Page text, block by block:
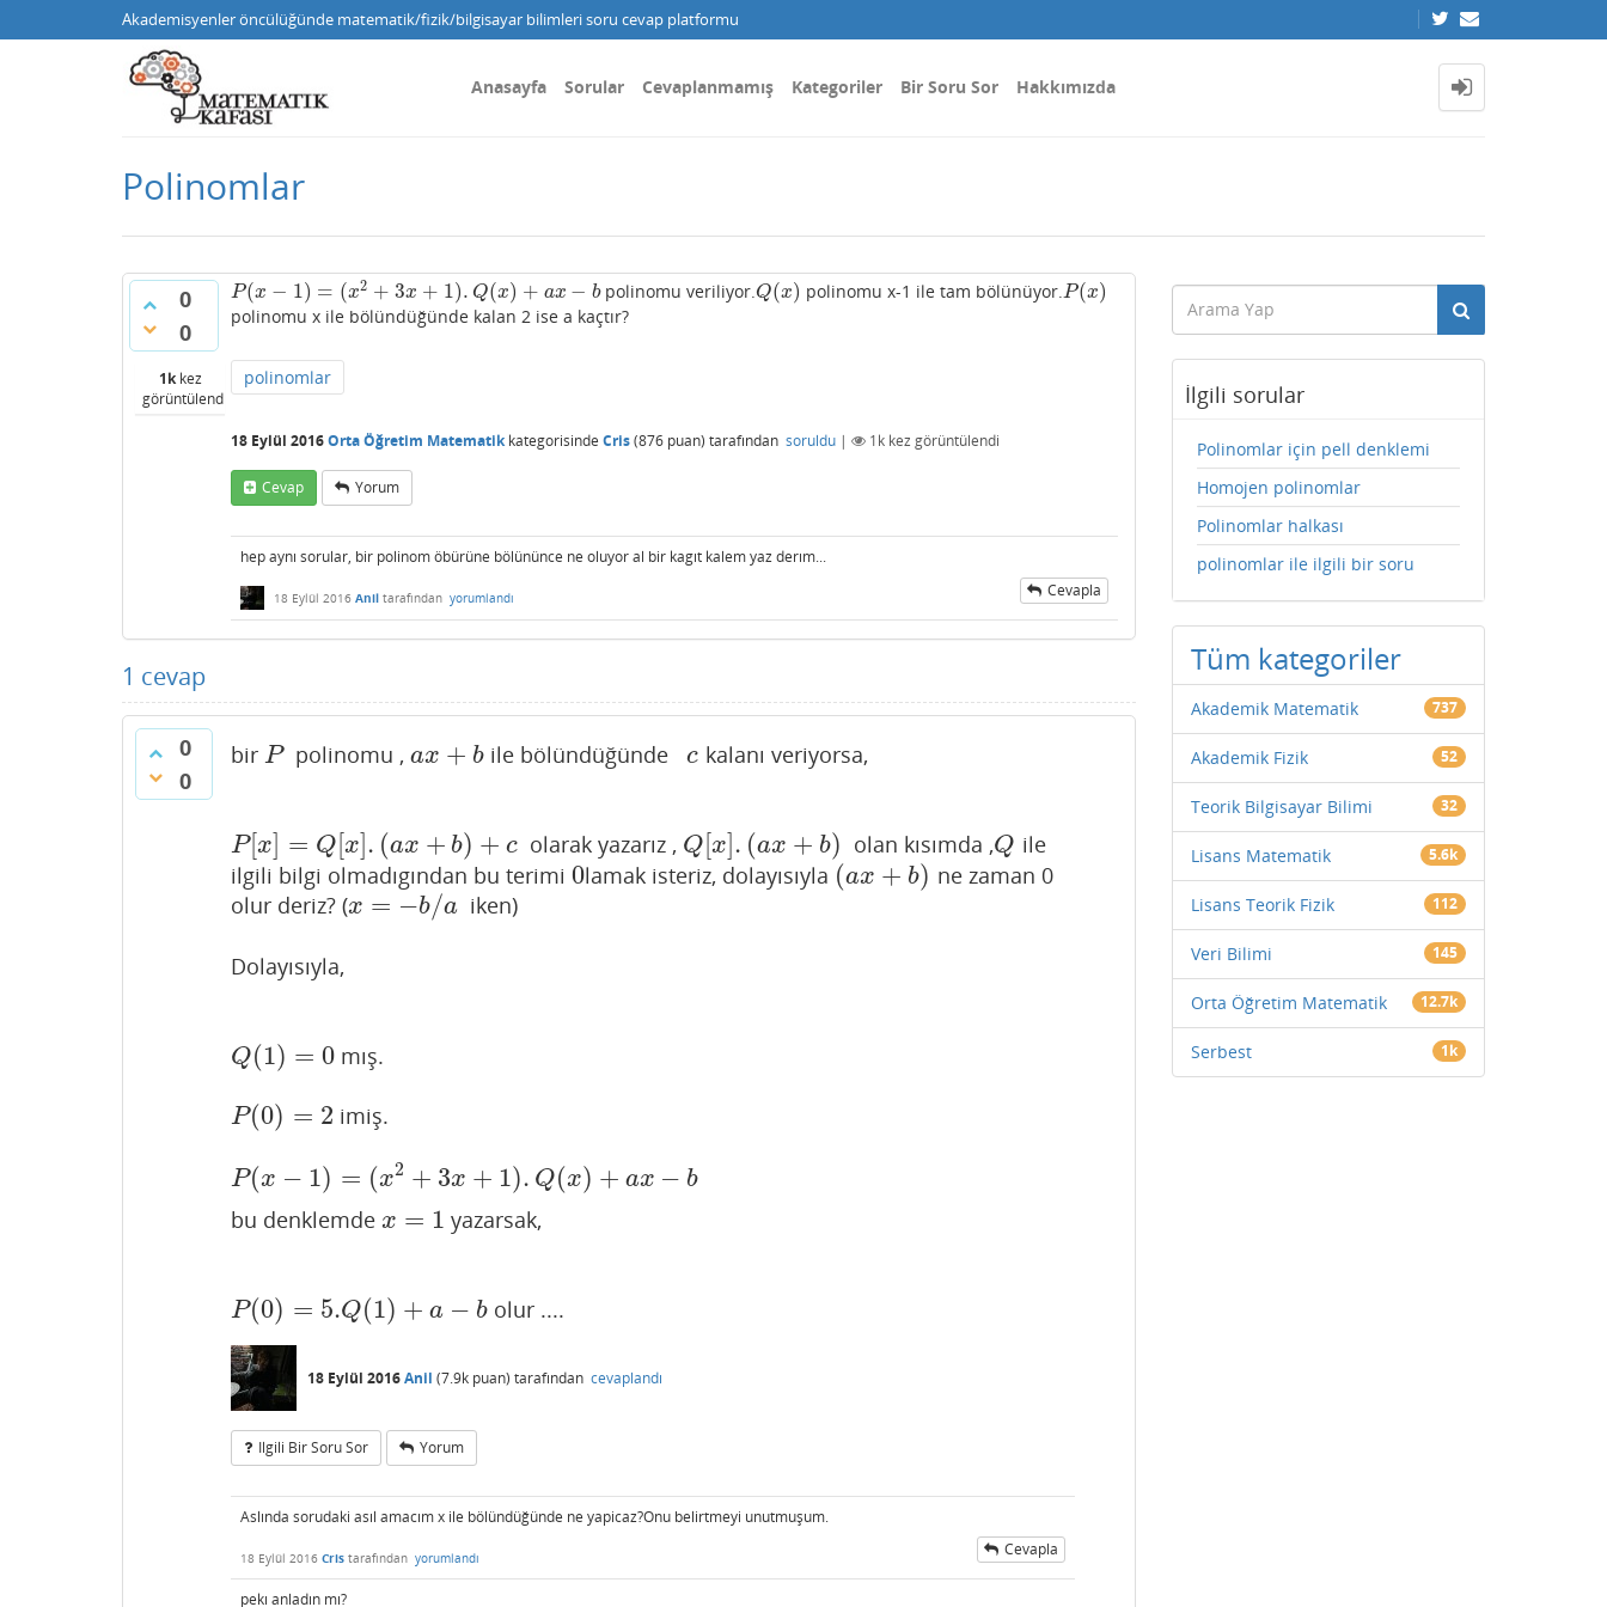
Akademisyenler öncülüğünde matematik/fizik/bilgisayar bilimleri soru cevap platformu
Anasayfa Sorular Cevaplanmamış Kategoriler Bir Soru Sor Hakkımızda
Polinomlar
0
0
1kkez
görüntülendi
P(x − 1) = (x2 + 3x + 1). Q(x) + ax − b
P(x−1 )= x2 +3x +1).Q(x )+a x−b polinomu veriliyor.Q(x)
Q(x) polinomu x-1 ile tam bölünüyor.P(x)
P(x)
polinomu x ile bölündüğünde kalan 2 ise a kaçtır?
polinomlar
18 Eylül 2016Orta Öğretim Matematikkategorisinde Cris(876 puan) tarafından soruldu | 1k kez görüntülendi
Cevap Yorum
hep aynı sorular, bir polinom öbürüne bölününce ne oluyor al bir kagıt kalem yaz derım...
18 Eylül 2016 Anil tarafından yorumlandı Cevapla
1 cevap
0
0
bir P
P polinomu ,ax + b
ax+ b ile bölündüğündec
c kalanı veriyorsa,
P[x] = Q[x]. (ax + b) + c
P[ x]= Q[x ].(ax+b)+c olarak yazarız , Q[x]. (ax + b)
Q[ x]. (ax+b) olan kısımda ,Q
Q ile
ilgili bilgi olmadıgından bu terimi 0
0lamak isteriz, dolayısıyla (ax + b)
(ax+ b)
ne zaman 0
olur deriz? (x = −b/a
x= −b /a iken)
Dolayısıyla,
Q(1) = 0
Q(1)=0 mış.
P(0) = 2
P(0)=2 imiş.
P(x − 1) = (x2 + 3x + 1). Q(x) + ax − b
P(x−1 )= x2 +3x +1).Q(x )+a x−b
bu denklemde x = 1
x= 1 yazarsak,
P(0) = 5.Q(1) + a − b
P(0)=5.Q 1)+a−b olur ....
18 Eylül 2016Anil (7.9k puan) tarafından cevaplandı
Ilgili Bir Soru Sor Yorum
Aslında sorudaki asıl amacım x ile bölündüğünde ne yapicaz?Onu belirtmeyi unutmuşum.
18 Eylül 2016 Cris tarafından yorumlandı Cevapla
pekı anladın mı?
İlgili sorular
Polinomlar için pell denklemi
Homojen polinomlar
Polinomlar halkası
polinomlar ile ilgili bir soru
Tüm kategoriler
Akademik Matematik 737
Akademik Fizik 52
Teorik Bilgisayar Bilimi 32
Lisans Matematik 5.6k
Lisans Teorik Fizik 112
Veri Bilimi 145
Orta Öğretim Matematik 12.7k
Serbest 1k